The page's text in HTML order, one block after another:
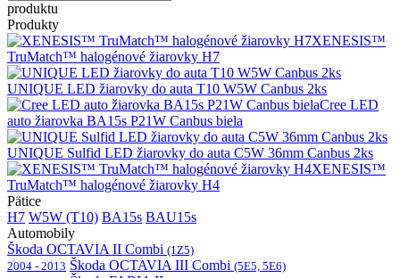
produktu
Produkty
XENESIS™
TruMatch™ halogénové žiarovky H7
UNIQUE LED žiarovky do auta T10 W5W Canbus 2ks
Cree LED
auto žiarovka BA15s P21W Canbus biela
UNIQUE Sulfid LED žiarovky do auta C5W 36mm Canbus 2ks
XENESIS™
TruMatch™ halogénové žiarovky H4
Pätice
H7 W5W (T10) BA15s BAU15s
Automobily
Škoda OCTAVIA II Combi (1Z5)
2004 - 2013 Škoda OCTAVIA III Combi (5E5, 5E6)